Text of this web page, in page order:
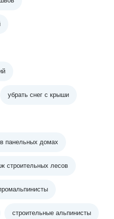
убрать снег с крыши
панельных домах
строительных лесов
строительные альпинисты